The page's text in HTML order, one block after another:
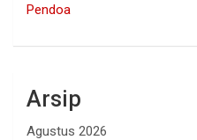
Pendoa
Arsip
Agustus 2026